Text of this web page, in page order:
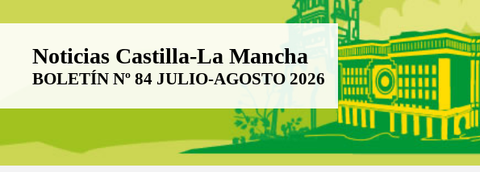
Boletín Noticias Castilla-La Mancha
Noticias Castilla-La Mancha
BOLETÍN Nº 84 JULIO-AGOSTO 2026